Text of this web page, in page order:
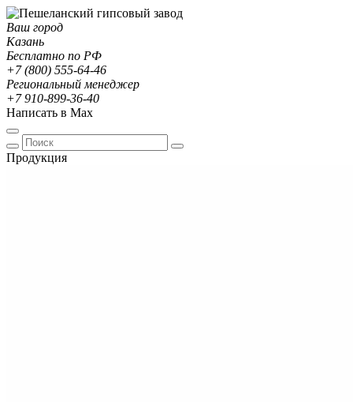
Ваш город
Казань
Бесплатно по РФ
+7 (800) 555-64-46
Региональный менеджер
+7 910-899-36-40
Написать в Max
Продукция